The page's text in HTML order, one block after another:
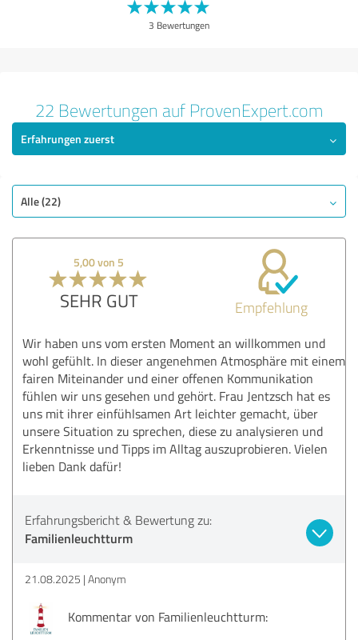
3 Bewertungen
22 Bewertungen auf ProvenExpert.com
Erfahrungen zuerst
Alle (22)
5,00 von 5
SEHR GUT Empfehlung
Wir haben uns vom ersten Moment an willkommen und
wohl gefühlt. In dieser angenehmen Atmosphäre mit einem
fairen Miteinander und einer offenen Kommunikation
fühlen wir uns gesehen und gehört. Frau Jentzsch hat es
uns mit ihrer einfühlsamen Art leichter gemacht, über
unsere Situation zu sprechen, diese zu analysieren und
Erkenntnisse und Tipps im Alltag auszuprobieren. Vielen
lieben Dank dafür!
Erfahrungsbericht & Bewertung zu:
Familienleuchtturm
21.08.2025 Anonym
Kommentar von Familienleuchtturm: